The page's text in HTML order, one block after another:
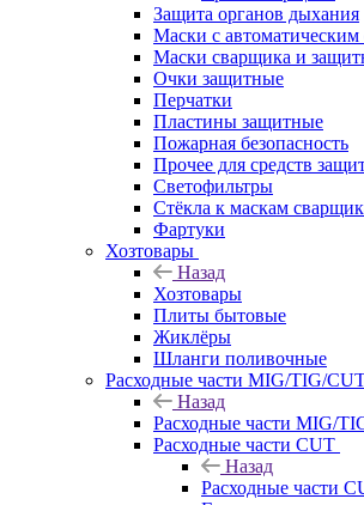
Защита органов дыхания
Маски с автоматическим
Маски сварщика и
Очки защитные
Перчатки
Пластины защитные
Пожарная безопасность
Прочее для средств
Светофильтры
Стёкла к маскам
Фартуки
Хозтовары
Назад
Хозтовары
Плиты бытовые
Жиклёры
Шланги поливочные
Расходные части MIG/TIG/
Назад
Расходные части MIG/
Расходные части CUT
Назад
Расходные части